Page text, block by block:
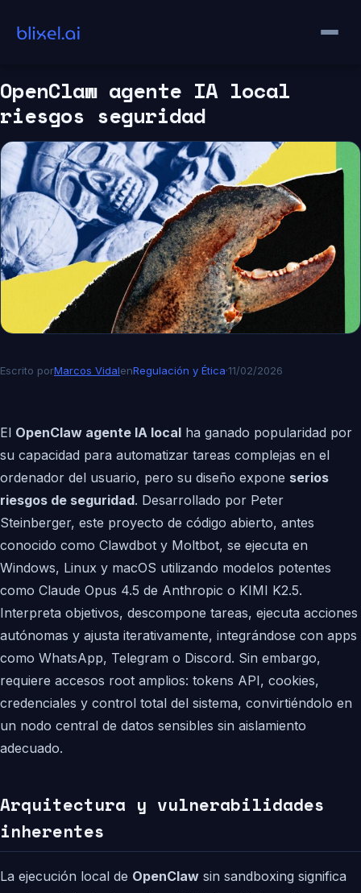
contenido
OpenClaw agente IA local
riesgos seguridad
Escrito porMarcos VidalenRegulación y Ética·11/02/2026
El OpenClaw agente IA local ha ganado popularidad por
su capacidad para automatizar tareas complejas en el
ordenador del usuario, pero su diseño expone serios
riesgos de seguridad. Desarrollado por Peter
Steinberger, este proyecto de código abierto, antes
conocido como Clawdbot y Moltbot, se ejecuta en
Windows, Linux y macOS utilizando modelos potentes
como Claude Opus 4.5 de Anthropic o KIMI K2.5.
Interpreta objetivos, descompone tareas, ejecuta acciones
autónomas y ajusta iterativamente, integrándose con apps
como WhatsApp, Telegram o Discord. Sin embargo,
requiere accesos root amplios: tokens API, cookies,
credenciales y control total del sistema, convirtiéndolo en
un nodo central de datos sensibles sin aislamiento
adecuado.
Arquitectura y vulnerabilidades
inherentes
La ejecución local de OpenClaw sin sandboxing significa